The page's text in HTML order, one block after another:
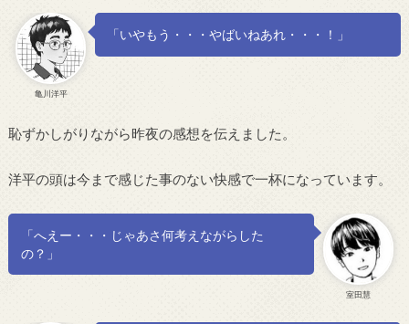
亀川洋平
「いやもう・・・やばいねあれ・・・！」
恥ずかしがりながら昨夜の感想を伝えました。
洋平の頭は今まで感じた事のない快感で一杯になっています。
室田慧
「へえー・・・じゃあさ何考えながらした
の？」